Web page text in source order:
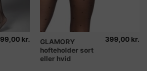
99,00 kr.
GLAMORY
hofteholder sort
eller hvid
399,00 kr.
Dette
vare
har